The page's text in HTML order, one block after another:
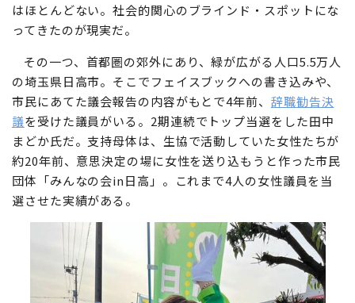
はほとんどない。社会的関心のブラインド・スポットにな
ってきたのが現実だ。
その一つ、首都圏の郊外にあり、緑が広がる人口5.5万人
の埼玉県日高市。そこでフェイスブックへの書き込みや、
市民にあてた議会報告の内容がもとで4年前、 辞職勧告決
議を受けた議員がいる。2期連続でトップ当選をした田中
まどか氏だ。支持母体は、生協で活動していた女性たちが
約20年前、意思決定の場に女性を送り込もうと作った市民
団体「みんなの会in日高」。これまで4人の女性議員を当
選させた実績がある。